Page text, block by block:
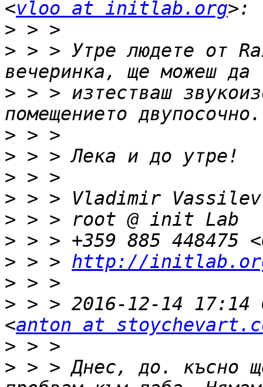
<vloo at initlab.org
>
> > > Утре людете от
> > > изтестваш
>
>
>
>
>
>
> > > http://
>
> > > 2016-12-14 17:14
<anton at
>
> > > Днес, до. късно